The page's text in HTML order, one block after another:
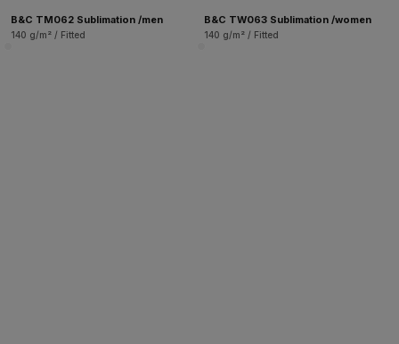
B&C TM062 Sublimation /men
140 g/m² / Fitted
B&C TW063 Sublimation /women
140 g/m² / Fitted